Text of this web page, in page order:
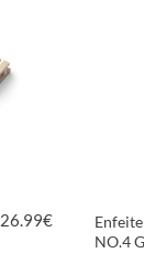
26.99€
NO.4